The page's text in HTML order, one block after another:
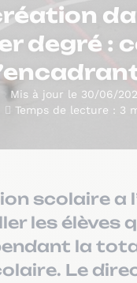
degré :
Mis à jour le 30/06/
Temps de lecture : 3
scolaire a
les élèves
la
Le